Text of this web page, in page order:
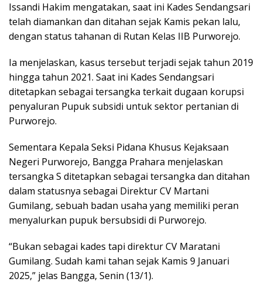
Issandi Hakim mengatakan, saat ini Kades Sendangsari
telah diamankan dan ditahan sejak Kamis pekan lalu,
dengan status tahanan di Rutan Kelas IIB Purworejo.
Ia menjelaskan, kasus tersebut terjadi sejak tahun 2019
hingga tahun 2021. Saat ini Kades Sendangsari
ditetapkan sebagai tersangka terkait dugaan korupsi
penyaluran Pupuk subsidi untuk sektor pertanian di
Purworejo.
Sementara Kepala Seksi Pidana Khusus Kejaksaan
Negeri Purworejo, Bangga Prahara menjelaskan
tersangka S ditetapkan sebagai tersangka dan ditahan
dalam statusnya sebagai Direktur CV Martani
Gumilang, sebuah badan usaha yang memiliki peran
menyalurkan pupuk bersubsidi di Purworejo.
“Bukan sebagai kades tapi direktur CV Maratani
Gumilang. Sudah kami tahan sejak Kamis 9 Januari
2025,” jelas Bangga, Senin (13/1).